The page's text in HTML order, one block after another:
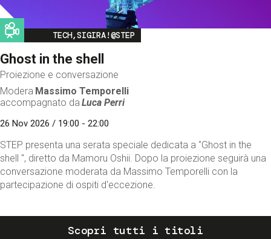
Image
TECH,SIGIRA!@STEP
Ghost in the shell
Proiezione e conversazione
Modera Massimo Temporelli
accompagnato da Luca Perri
26 Nov 2026 / 19:00 - 22:00
STEP presenta una serata speciale dedicata a "Ghost in the
shell ", diretto da Mamoru Oshii. Dopo la proiezione seguirà una
conversazione moderata da Massimo Temporelli con la
partecipazione di ospiti d'eccezione.
Scopri tutti i titoli